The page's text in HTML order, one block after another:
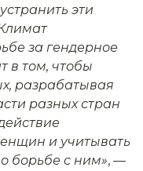
эти
за гендерное
в том, чтобы
разрабатывая
разных стран
и учитывать
борьбе с ним», —